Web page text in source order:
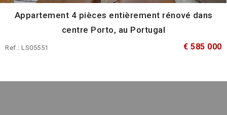
Appartement 4 pièces entièrement rénové dans
centre Porto, au Portugal
Ref.: LS05551 € 585 000